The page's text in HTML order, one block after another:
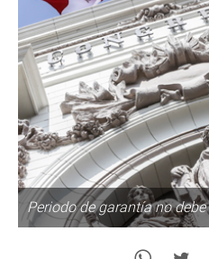
Periodo de garantía no